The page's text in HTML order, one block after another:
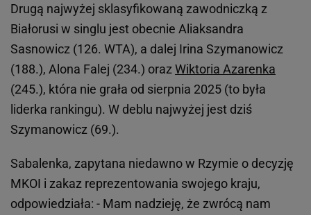
Drugą najwyżej sklasyfikowaną zawodniczką z
Białorusi w singlu jest obecnie Aliaksandra
Sasnowicz (126. WTA), a dalej Irina Szymanowicz
(188.), Alona Falej (234.) oraz Wiktoria Azarenka
(245.), która nie grała od sierpnia 2025 (to była
liderka rankingu). W deblu najwyżej jest dziś
Szymanowicz (69.).
Sabalenka, zapytana niedawno w Rzymie o decyzję
MKOI i zakaz reprezentowania swojego kraju,
odpowiedziała: - Mam nadzieję, że zwrócą nam